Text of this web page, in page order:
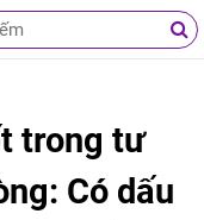
trong tư
Có dấu